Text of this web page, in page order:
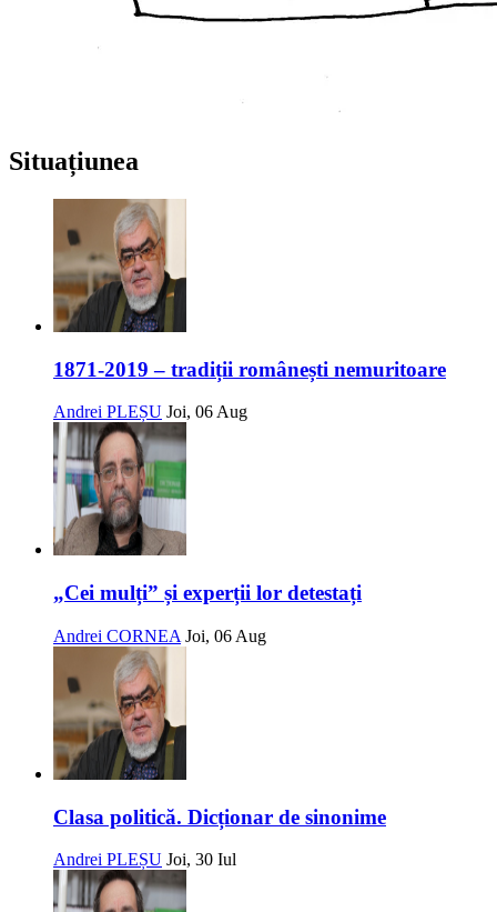
Situațiunea
1871-2019 – tradiții românești nemuritoare
Andrei PLEȘU Joi, 06 Aug
„Cei mulți” și experții lor detestați
Andrei CORNEA Joi, 06 Aug
Clasa politică. Dicționar de sinonime
Andrei PLEȘU Joi, 30 Iul